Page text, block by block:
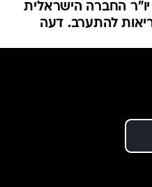
החברה הישראלית
להתערב. דעה